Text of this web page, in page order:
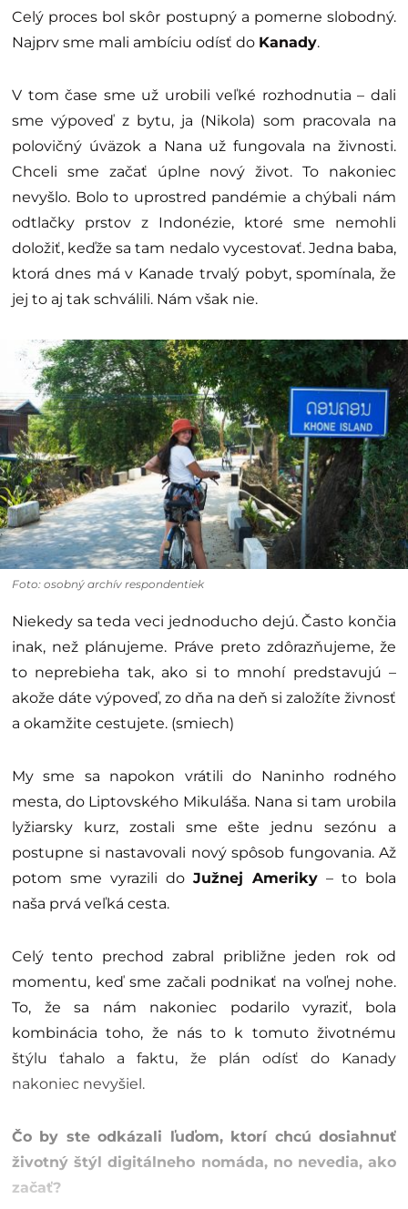
Celý proces bol skôr postupný a pomerne slobodný.
Najprv sme mali ambíciu odísť do Kanady.
V tom čase sme už urobili veľké rozhodnutia – dali
sme výpoveď z bytu, ja (Nikola) som pracovala na
polovičný úväzok a Nana už fungovala na živnosti.
Chceli sme začať úplne nový život. To nakoniec
nevyšlo. Bolo to uprostred pandémie a chýbali nám
odtlačky prstov z Indonézie, ktoré sme nemohli
doložiť, keďže sa tam nedalo vycestovať. Jedna baba,
ktorá dnes má v Kanade trvalý pobyt, spomínala, že
jej to aj tak schválili. Nám však nie.
Foto: osobný archív respondentiek
Niekedy sa teda veci jednoducho dejú. Často končia
inak, než plánujeme. Práve preto zdôrazňujeme, že
to neprebieha tak, ako si to mnohí predstavujú –
akože dáte výpoveď, zo dňa na deň si založíte živnosť
a okamžite cestujete. (smiech)
My sme sa napokon vrátili do Naninho rodného
mesta, do Liptovského Mikuláša. Nana si tam urobila
lyžiarsky kurz, zostali sme ešte jednu sezónu a
postupne si nastavovali nový spôsob fungovania. Až
potom sme vyrazili do Južnej Ameriky – to bola
naša prvá veľká cesta.
Celý tento prechod zabral približne jeden rok od
momentu, keď sme začali podnikať na voľnej nohe.
To, že sa nám nakoniec podarilo vyraziť, bola
kombinácia toho, že nás to k tomuto životnému
štýlu ťahalo a faktu, že plán odísť do Kanady
nakoniec nevyšiel.
Čo by ste odkázali ľuďom, ktorí chcú dosiahnuť
životný štýl digitálneho nomáda, no nevedia, ako
začať?